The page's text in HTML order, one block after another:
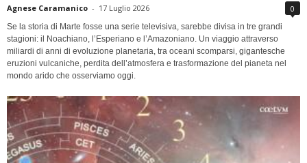
Agnese Caramanico - 17 Luglio 2026 0
Se la storia di Marte fosse una serie televisiva, sarebbe divisa in tre grandi
stagioni: il Noachiano, l’Esperiano e l’Amazoniano. Un viaggio attraverso
miliardi di anni di evoluzione planetaria, tra oceani scomparsi, gigantesche
eruzioni vulcaniche, perdita dell’atmosfera e trasformazione del pianeta nel
mondo arido che osserviamo oggi.